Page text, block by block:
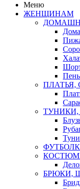
Меню
ЖЕНЩИНАМ
ПЛАТЬЯ,
ТУНИКИ,
БРЮКИ,